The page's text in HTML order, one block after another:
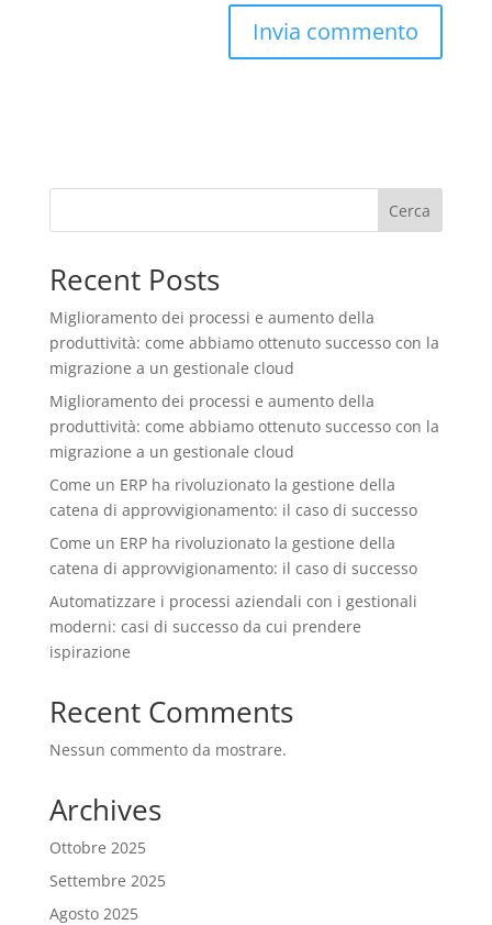
Cerca
Recent Posts
Miglioramento dei processi e aumento della
produttività: come abbiamo ottenuto successo con la
migrazione a un gestionale cloud
Miglioramento dei processi e aumento della
produttività: come abbiamo ottenuto successo con la
migrazione a un gestionale cloud
Come un ERP ha rivoluzionato la gestione della
catena di approvvigionamento: il caso di successo
Come un ERP ha rivoluzionato la gestione della
catena di approvvigionamento: il caso di successo
Automatizzare i processi aziendali con i gestionali
moderni: casi di successo da cui prendere
ispirazione
Recent Comments
Nessun commento da mostrare.
Archives
Ottobre 2025
Settembre 2025
Agosto 2025